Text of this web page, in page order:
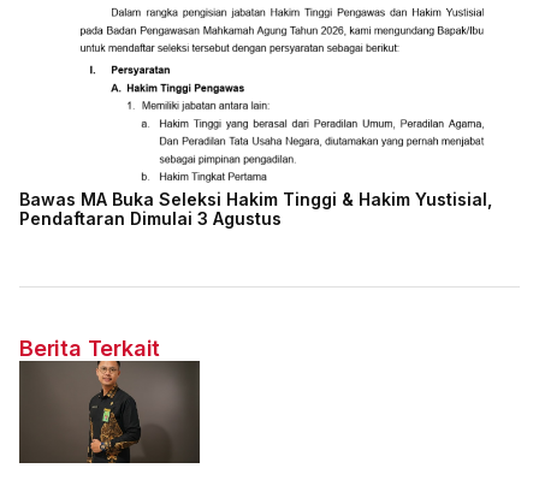
Bawas MA Buka Seleksi Hakim Tinggi & Hakim Yustisial,
Pendaftaran Dimulai 3 Agustus
Berita Terkait